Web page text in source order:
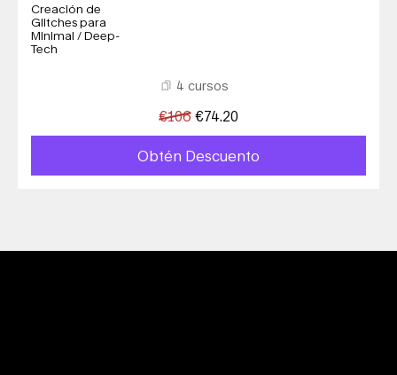
Creación de
Glitches para
Minimal / Deep-
Tech
4 cursos
€106 €74.20
Obtén Descuento